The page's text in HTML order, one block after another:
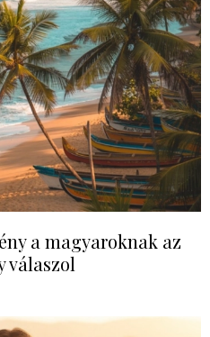
a magyaroknak az
válaszol